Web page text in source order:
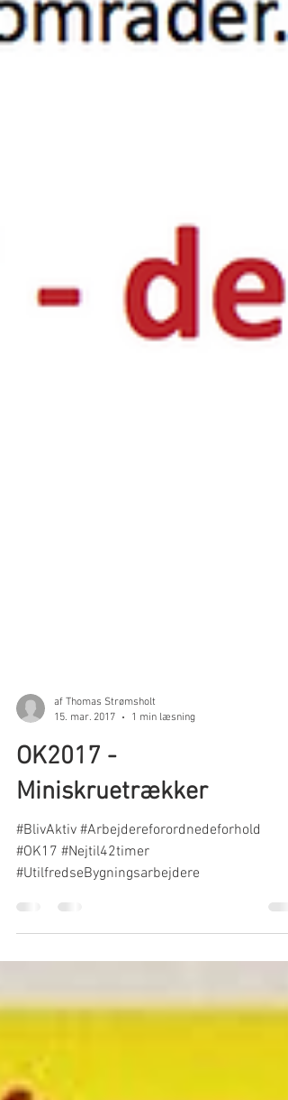
af Thomas Strømsholt
15. mar. 2017
OK2017 -
Miniskruetrækker
#BlivAktiv #Arbejdereforordnedeforhold
#UtilfredseBygningsarbejdere